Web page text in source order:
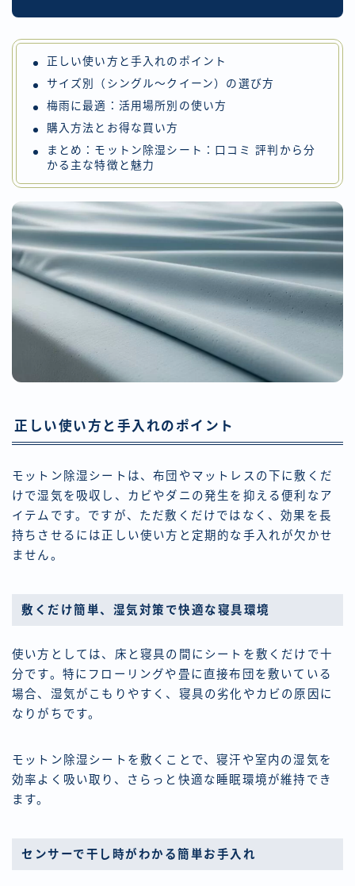
正しい使い方と手入れのポイント
サイズ別（シングル〜クイーン）の選び方
梅雨に最適：活用場所別の使い方
購入方法とお得な買い方
まとめ：モットン除湿シート：口コミ 評判から分
かる主な特徴と魅力
正しい使い方と手入れのポイント
モットン除湿シートは、布団やマットレスの下に敷くだ
けで湿気を吸収し、カビやダニの発生を抑える便利なア
イテムです。ですが、ただ敷くだけではなく、効果を長
持ちさせるには正しい使い方と定期的な手入れが欠かせ
ません。
敷くだけ簡単、湿気対策で快適な寝具環境
使い方としては、床と寝具の間にシートを敷くだけで十
分です。特にフローリングや畳に直接布団を敷いている
場合、湿気がこもりやすく、寝具の劣化やカビの原因に
なりがちです。
モットン除湿シートを敷くことで、寝汗や室内の湿気を
効率よく吸い取り、さらっと快適な睡眠環境が維持でき
ます。
センサーで干し時がわかる簡単お手入れ